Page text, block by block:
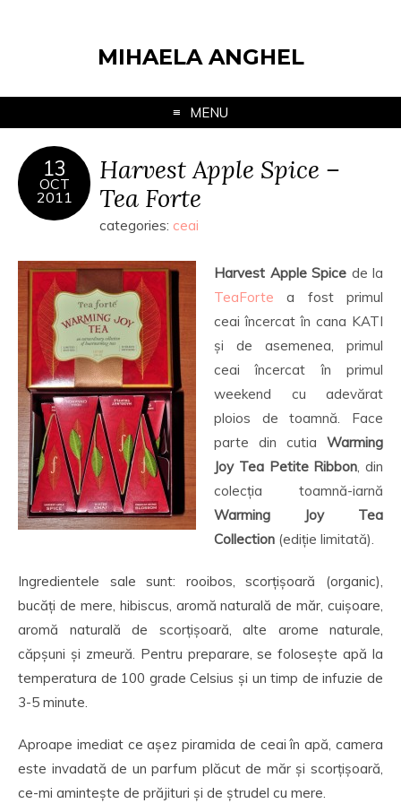
MIHAELA ANGHEL
MENU
13
OCT
2011
Harvest Apple Spice –
Tea Forte
categories: ceai
Harvest Apple Spice de la
TeaForte a fost primul
ceai încercat în cana KATI
și de asemenea, primul
ceai încercat în primul
weekend cu adevărat
ploios de toamnă. Face
parte din cutia Warming
Joy Tea Petite Ribbon, din
colecția toamnă-iarnă
Warming Joy Tea
Collection (ediție limitată).
Ingredientele sale sunt: rooibos, scorțișoară (organic),
bucăți de mere, hibiscus, aromă naturală de măr, cuișoare,
aromă naturală de scorțișoară, alte arome naturale,
căpșuni și zmeură. Pentru preparare, se folosește apă la
temperatura de 100 grade Celsius și un timp de infuzie de
3-5 minute.
Aproape imediat ce așez piramida de ceai în apă, camera
este invadată de un parfum plăcut de măr și scorțișoară,
ce-mi amintește de prăjituri și de ștrudel cu mere.